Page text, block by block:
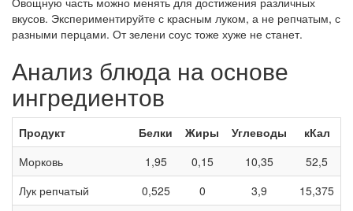
вкусов. Экспериментируйте с красным луком, а не репчатым, с
разными перцами. От зелени соус тоже хуже не станет.
Анализ блюда на основе
ингредиентов
Продукт Белки Жиры Углеводы
кКал
Морковь
1,95 0,15 10,35
52,5
Лук репчатый
0,525 0 3,9
15,375